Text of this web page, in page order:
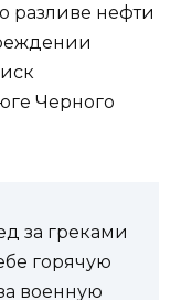
разливе нефти
Черного
за греками
горячую
военную